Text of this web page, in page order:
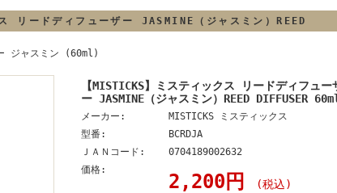
リードディフューザー JASMINE（ジャスミン）REED
ジャスミン (60ml)
【MISTICKS】ミスティックス リードディフュー
ー JASMINE（ジャスミン）REED DIFFUSER 60ml
メーカー:
MISTICKS ミスティックス
型番:
BCRDJA
ＪＡＮコード:
0704189002632
価格:
2,200円 (税込)